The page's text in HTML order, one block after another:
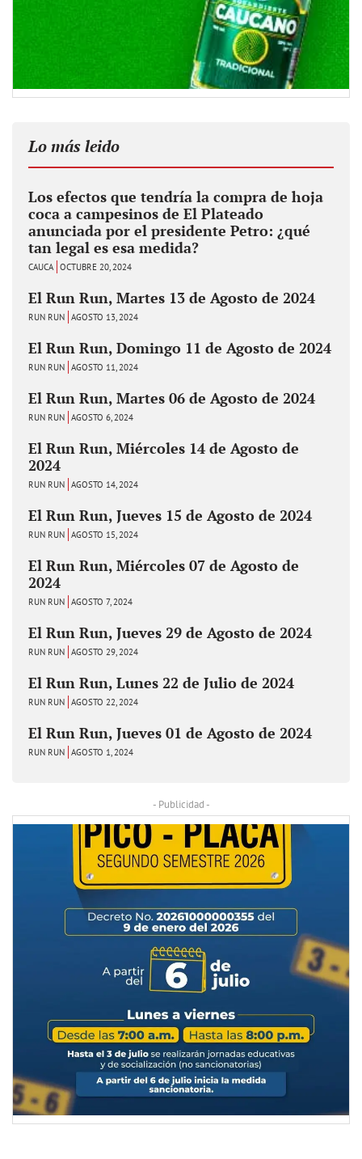
Lo más leido
Los efectos que tendría la compra de hoja
coca a campesinos de El Plateado
anunciada por el presidente Petro: ¿qué
tan legal es esa medida?
CAUCA OCTUBRE 20, 2024
El Run Run, Martes 13 de Agosto de 2024
RUN RUN AGOSTO 13, 2024
El Run Run, Domingo 11 de Agosto de 2024
RUN RUN AGOSTO 11, 2024
El Run Run, Martes 06 de Agosto de 2024
RUN RUN AGOSTO 6, 2024
El Run Run, Miércoles 14 de Agosto de
2024
RUN RUN AGOSTO 14, 2024
El Run Run, Jueves 15 de Agosto de 2024
RUN RUN AGOSTO 15, 2024
El Run Run, Miércoles 07 de Agosto de
2024
RUN RUN AGOSTO 7, 2024
El Run Run, Jueves 29 de Agosto de 2024
RUN RUN AGOSTO 29, 2024
El Run Run, Lunes 22 de Julio de 2024
RUN RUN AGOSTO 22, 2024
El Run Run, Jueves 01 de Agosto de 2024
RUN RUN AGOSTO 1, 2024
- Publicidad -